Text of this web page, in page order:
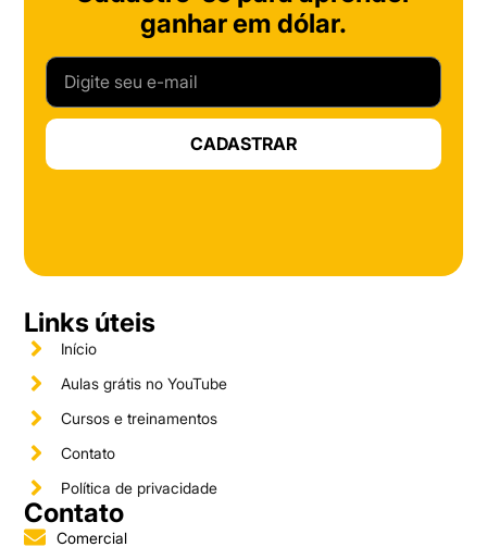
ganhar em dólar.
CADASTRAR
Links úteis
Início
Aulas grátis no YouTube
Cursos e treinamentos
Contato
Política de privacidade
Contato
Comercial